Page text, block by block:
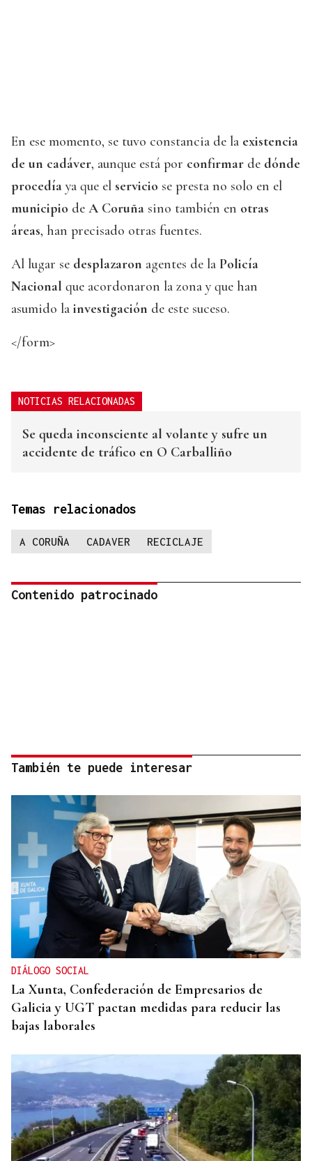
En ese momento, se tuvo constancia de la existencia
de un cadáver, aunque está por confirmar de dónde
procedía ya que el servicio se presta no solo en el
municipio de A Coruña sino también en otras
áreas, han precisado otras fuentes.
Al lugar se desplazaron agentes de la Policía
Nacional que acordonaron la zona y que han
asumido la investigación de este suceso.
</form>
NOTICIAS RELACIONADAS
Se queda inconsciente al volante y sufre un
accidente de tráfico en O Carballiño
Temas relacionados
A CORUÑA CADAVER RECICLAJE
Contenido patrocinado
También te puede interesar
DIÁLOGO SOCIAL
La Xunta, Confederación de Empresarios de
Galicia y UGT pactan medidas para reducir las
bajas laborales